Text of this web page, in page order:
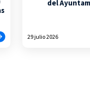
del
29 julio 2026